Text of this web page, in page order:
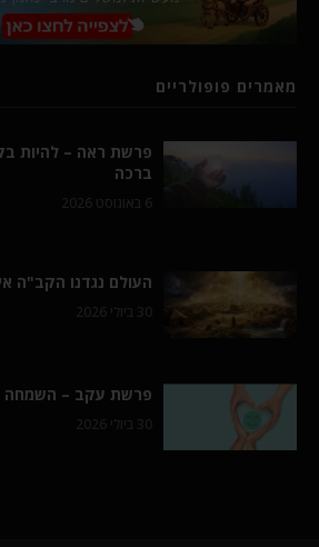
מאמרים פופולריים
פרשת ראה – להיות
ברכה
6 באוגוסט 2026
העולם נגדנו הקב"ה
30 ביולי 2026
פרשת עקב – השמחה
30 ביולי 2026